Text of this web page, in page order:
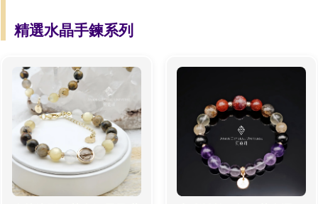
精選水晶手鍊系列